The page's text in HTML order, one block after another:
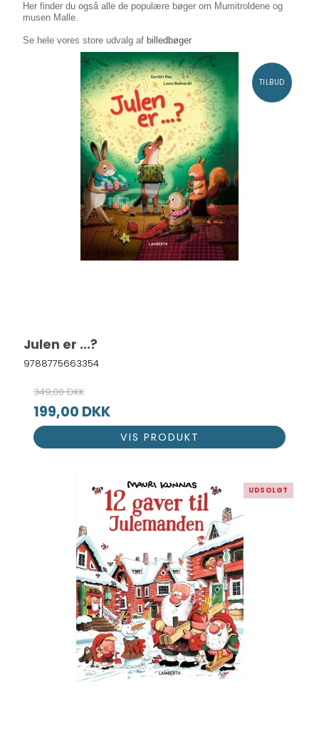
Her finder du også alle de populære bøger om Mumitroldene og
musen Malle.
Se hele vores store udvalg af billedbøger
TILBUD
Julen er ...?
9788775663354
349,00 DKK
199,00 DKK
VIS PRODUKT
UDSOLGT